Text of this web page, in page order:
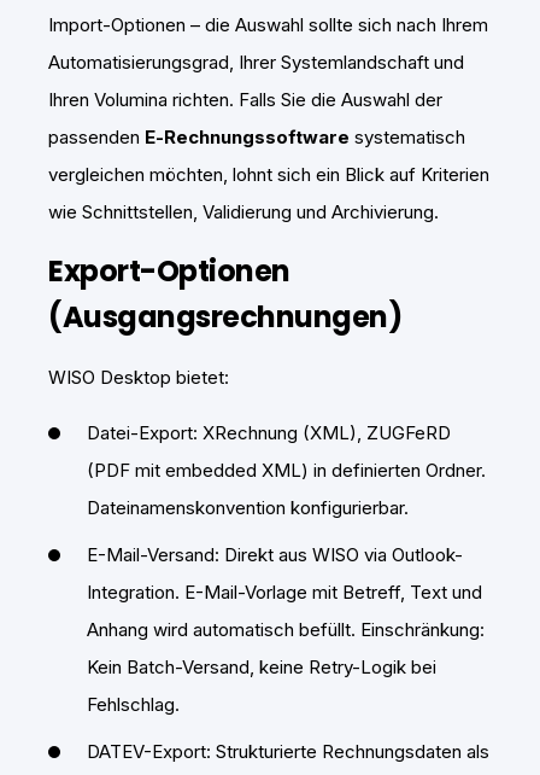
Import-Optionen – die Auswahl sollte sich nach Ihrem
Automatisierungsgrad, Ihrer Systemlandschaft und
Ihren Volumina richten. Falls Sie die Auswahl der
passenden E‑Rechnungssoftware systematisch
vergleichen möchten, lohnt sich ein Blick auf Kriterien
wie Schnittstellen, Validierung und Archivierung.
Export-Optionen
(Ausgangsrechnungen)
WISO Desktop bietet:
Datei-Export: XRechnung (XML), ZUGFeRD
(PDF mit embedded XML) in definierten Ordner.
Dateinamenskonvention konfigurierbar.
E-Mail-Versand: Direkt aus WISO via Outlook-
Integration. E-Mail-Vorlage mit Betreff, Text und
Anhang wird automatisch befüllt. Einschränkung:
Kein Batch-Versand, keine Retry-Logik bei
Fehlschlag.
DATEV-Export: Strukturierte Rechnungsdaten als